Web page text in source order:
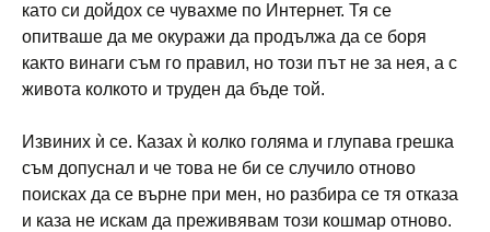
като си дойдох се чувахме по Интернет. Тя се
опитваше да ме окуражи да продължа да се боря
както винаги съм го правил, но този път не за нея, а с
живота колкото и труден да бъде той.
Извиних ѝ се. Казах ѝ колко голяма и глупава грешка
съм допуснал и че това не би се случило отново
поисках да се върне при мен, но разбира се тя отказа
и каза не искам да преживявам този кошмар отново.